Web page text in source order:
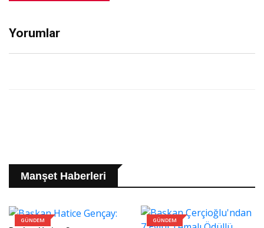
Yorumlar
Manşet Haberleri
GÜNDEM GÜNDEM